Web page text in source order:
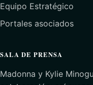
Equipo Estratégico
Portales asociados
SALA DE PRENSA
Madonna y Kylie